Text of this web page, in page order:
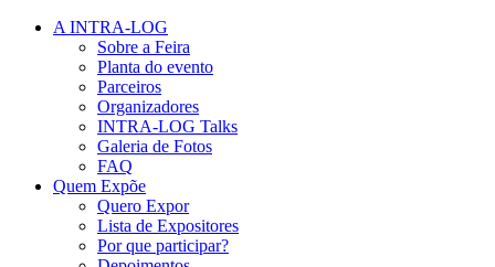
A INTRA-LOG
Sobre a Feira
Planta do evento
Parceiros
Organizadores
INTRA-LOG Talks
Galeria de Fotos
FAQ
Quem Expõe
Quero Expor
Lista de Expositores
Por que participar?